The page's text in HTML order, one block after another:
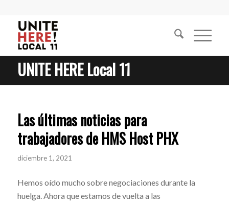
UNITE HERE Local 11
Las últimas noticias para
trabajadores de HMS Host PHX
diciembre 1, 2021
Hemos oído mucho sobre negociaciones durante la
huelga. Ahora que estamos de vuelta a las